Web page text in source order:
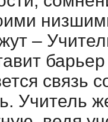
–
связь
Учитель